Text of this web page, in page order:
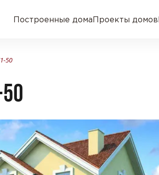
Построенные домаПроекты домов
50